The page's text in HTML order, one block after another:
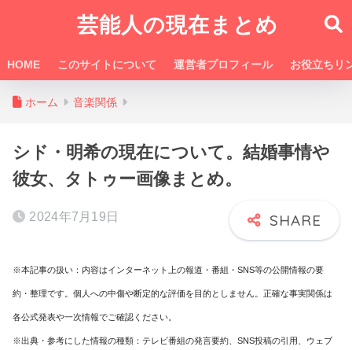
芸能人の現在まとめ
HOME このサイトについて 運営者プロフィール お役立ちリ
ホーム 音楽関係
シド・明希の現在について。結婚事情や
彼女、タトゥー画像まとめ。
2024年7月19日
※本記事の扱い：内容はインターネット上の報道・番組・SNS等の公開情報の要
約・整理です。個人への中傷や断定的な評価を目的としません。正確な事実関係は
各公式発表や一次情報でご確認ください。
※出典・参考にした情報の種類：テレビ番組の発言要約、SNS投稿の引用、ウェブ